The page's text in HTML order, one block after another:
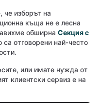
че изборът на
къща не е лесна
обширна Секция с
са отговорени най-често
или имате нужда от
клиентски сервиз е на